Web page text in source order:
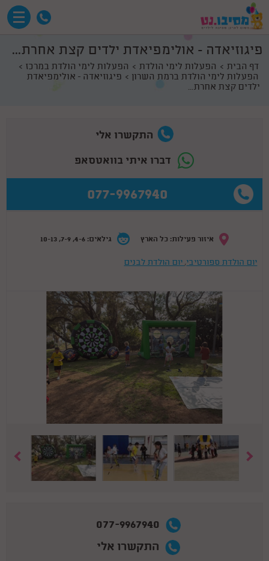
פיגוזיאדה - אולימפיאדת ילדים קצת אחרת...
דף הבית הפעלות לימי הולדת
הפעלות לימי הולדת במרכז
הפעלות לימי הולדת ברמת השרון
פיגוזיאדה - אולימפיאדת
ילדים קצת אחרת...
התקשרו אלי
דברו איתי בוואטסאפ
077-9967940
איזור פעילות: כל הארץ גילאים: 4-6, 7-9, 10-13
יום הולדת ספורטיבי, יום הולדת לבנים
077-9967940
התקשרו אלי